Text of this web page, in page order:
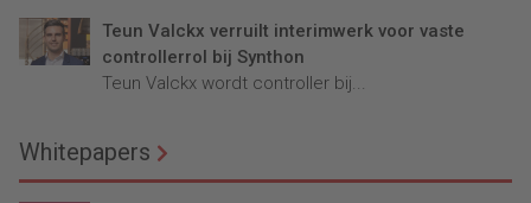
Teun Valckx verruilt interimwerk voor vaste
controllerrol bij Synthon
Teun Valckx wordt controller bij...
Whitepapers